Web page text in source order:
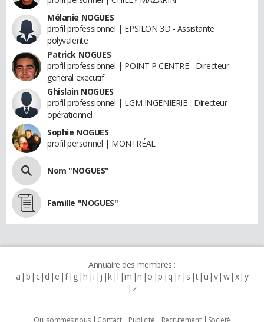
Mélanie NOGUES
profil professionnel | EPSILON 3D - Assistante
polyvalente
Patrick NOGUES
profil professionnel | POINT P CENTRE - Directeur
general executif
Ghislain NOGUES
profil professionnel | LGM INGENIERIE - Directeur
opérationnel
Sophie NOGUES
profil personnel | MONTRÉAL
Nom "NOGUES"
Famille "NOGUES"
Annuaire des membres :
a b c d e f g h i j k l m n o p q r s t u v w x y
z